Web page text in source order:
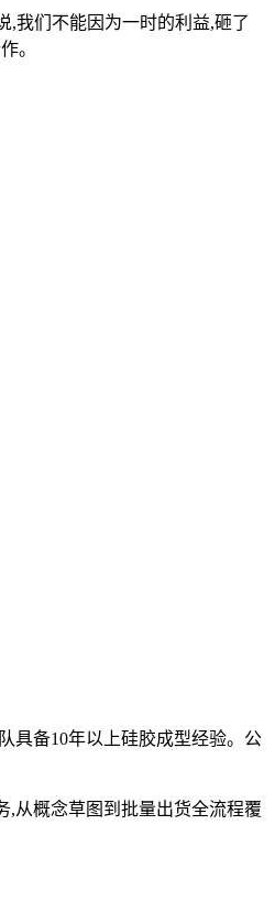
,我们不能因为一时的利益,砸了
。
具备10年以上硅胶成型经验。公
,从概念草图到批量出货全流程覆